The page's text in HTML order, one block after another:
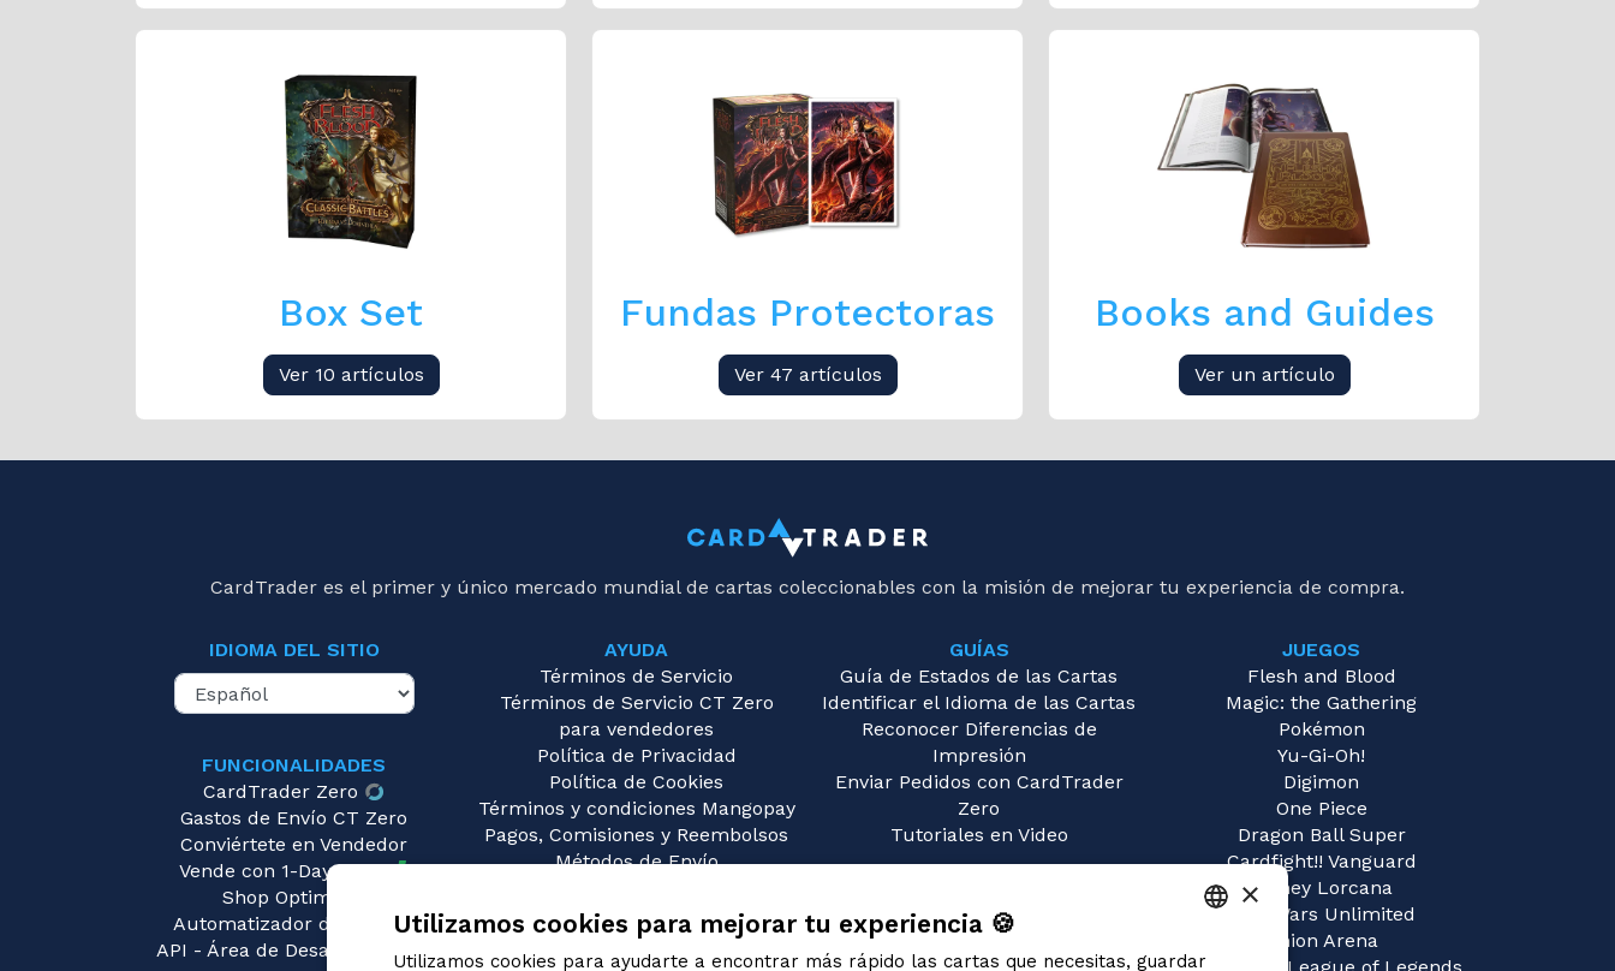
Box Set
Ver 10 artículos
Fundas Protectoras
Ver 47 artículos
Books and Guides
Ver un artículo
CardTrader es el primer y único mercado mundial de cartas coleccionables con la misión de mejorar tu experiencia de compra.
IDIOMA DEL SITIO
FUNCIONALIDADES
CardTrader Zero
Gastos de Envío CT Zero
Conviértete en Vendedor
Vende con 1-Day Ready
Shop Optimizer
Automatizador de Precios
API - Área de Desarrolladores
AYUDA
Términos de Servicio
Términos de Servicio CT Zero
para vendedores
Política de Privacidad
Política de Cookies
Términos y condiciones Mangopay
Pagos, Comisiones y Reembolsos
Métodos de Envío
Contáctanos
GUÍAS
Guía de Estados de las Cartas
Identificar el Idioma de las Cartas
Reconocer Diferencias de
Impresión
Enviar Pedidos con CardTrader
Zero
Tutoriales en Video
JUEGOS
Flesh and Blood
Magic: the Gathering
Pokémon
Yu-Gi-Oh!
Digimon
One Piece
Dragon Ball Super
Cardfight!! Vanguard
Disney Lorcana
Star Wars Unlimited
Union Arena
ITALIAN
×
Utilizamos cookies para mejorar tu experiencia 🍪
Utilizamos cookies para ayudarte a encontrar más rápido las cartas que necesitas, guardar